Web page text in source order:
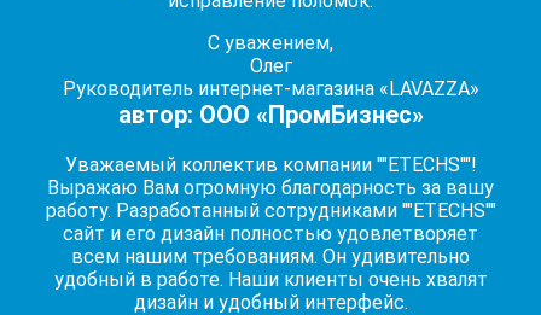
С уважением,
Олег
Руководитель интернет-магазина «LAVAZZA»
автор: ООО «ПромБизнес»
Уважаемый коллектив компании ""ETECHS""!
Выражаю Вам огромную благодарность за вашу
работу. Разработанный сотрудниками ""ETECHS""
сайт и его дизайн полностью удовлетворяет
всем нашим требованиям. Он удивительно
удобный в работе. Наши клиенты очень хвалят
дизайн и удобный интерфейс.